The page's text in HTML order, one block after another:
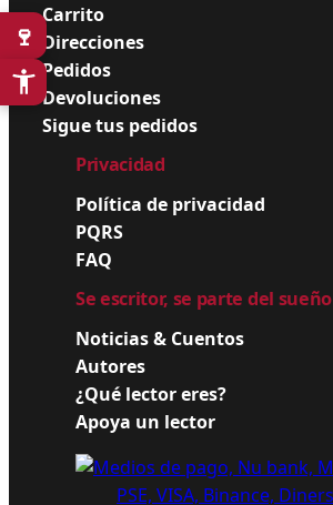
Carrito
Direcciones
Pedidos
Devoluciones
Sigue tus pedidos
Privacidad
Política de privacidad
PQRS
FAQ
Se escritor, se parte del sueño
Noticias & Cuentos
Autores
¿Qué lector eres?
Apoya un lector
🍷